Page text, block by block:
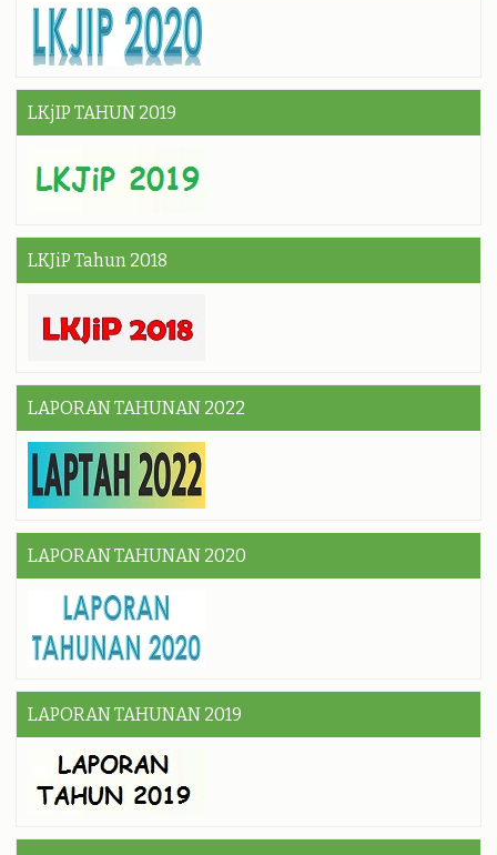
LKjIP TAHUN 2019
LKJiP Tahun 2018
LAPORAN TAHUNAN 2022
LAPORAN TAHUNAN 2020
LAPORAN TAHUNAN 2019